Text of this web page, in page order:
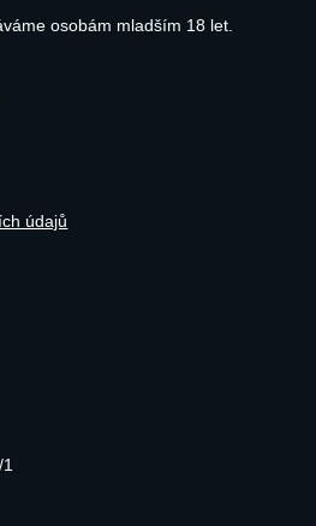
osobám mladším 18 let.
údajů